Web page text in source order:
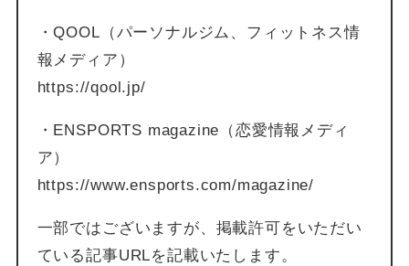
・QOOL（パーソナルジム、フィットネス情
報メディア）
https://qool.jp/
・ENSPORTS magazine（恋愛情報メディ
ア）
https://www.ensports.com/magazine/
一部ではございますが、掲載許可をいただい
ている記事URLを記載いたします。